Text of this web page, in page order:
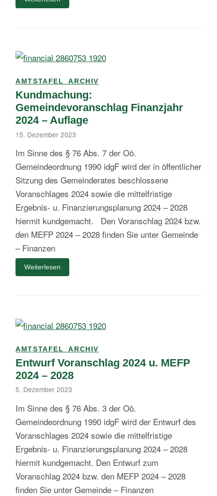
AMTSTAFEL_ARCHIV
Kundmachung:
Gemeindevoranschlag Finanzjahr
2024 – Auflage
15. Dezember 2023
Im Sinne des § 76 Abs. 7 der Oö.
Gemeindeordnung 1990 idgF wird der in öffentlicher
Sitzung des Gemeinderates beschlossene
Voranschlages 2024 sowie die mittelfristige
Ergebnis- u. Finanzierungsplanung 2024 – 2028
hiermit kundgemacht. Den Voranschlag 2024 bzw.
den MEFP 2024 – 2028 finden Sie unter Gemeinde
– Finanzen
Weiterlesen
AMTSTAFEL_ARCHIV
Entwurf Voranschlag 2024 u. MEFP
2024 – 2028
5. Dezember 2023
Im Sinne des § 76 Abs. 3 der Oö.
Gemeindeordnung 1990 idgF wird der Entwurf des
Voranschlages 2024 sowie die mittelfristige
Ergebnis- u. Finanzierungsplanung 2024 – 2028
hiermit kundgemacht. Den Entwurf zum
Voranschlag 2024 bzw. den MEFP 2024 – 2028
finden Sie unter Gemeinde – Finanzen